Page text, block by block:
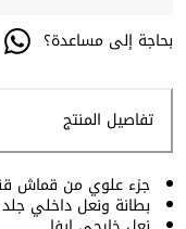
بحاجة إلى مساعدة؟
تفاصيل المنتج
جزء علوي من قماش
بطانة ونعل داخلي